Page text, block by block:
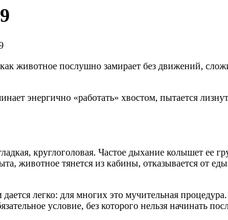
животное послушно замирает без движений,
энергично «работать» хвостом, пытается
круглоголовая. Частое дыхание колышет ее
тянется из кабины, отказывается от
легко: для многих это мучительная
условие, без которого нельзя начинать